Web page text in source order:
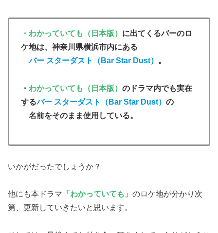
・わかっていても（日本版） に出てくるバーのロ
ケ地は、神奈川県横浜市内にある
バー スターダスト（Bar Star Dust） 。
・ わかっていても（日本版） のドラマ内でも実在
するバー スターダスト（Bar Star Dust） の
名前をそのまま使用している。
いかがだったでしょうか？
他にも本ドラマ 「わかっていても」 のロケ地が分かり次
第、更新していきたいと思います。